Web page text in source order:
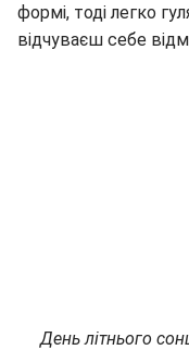
формі, тоді легко
відчуваєш себе
День літнього